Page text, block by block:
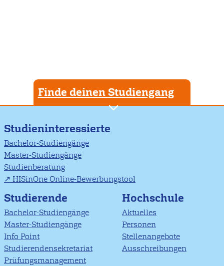
Finde deinen Studiengang
Studieninteressierte
Bachelor-Studiengänge
Master-Studiengänge
Studienberatung
HISinOne Online-Bewerbungstool
Studierende
Bachelor-Studiengänge
Master-Studiengänge
Info Point
Studierendensekretariat
Prüfungsmanagement
Hochschule
Aktuelles
Personen
Stellenangebote
Ausschreibungen